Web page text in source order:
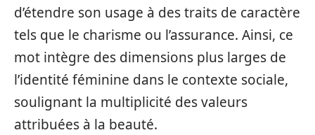
d’étendre son usage à des traits de caractère
tels que le charisme ou l’assurance. Ainsi, ce
mot intègre des dimensions plus larges de
l’identité féminine dans le contexte sociale,
soulignant la multiplicité des valeurs
attribuées à la beauté.